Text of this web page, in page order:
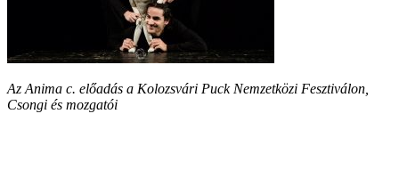
Az Anima c. előadás a Kolozsvári Puck Nemzetközi Fesztiválon,
Csongi és mozgatói